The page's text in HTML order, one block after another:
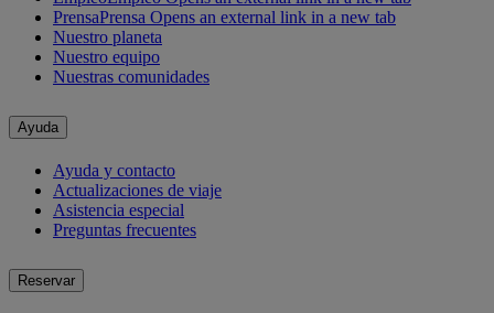
PrensaPrensa Opens an external link in a new tab
Nuestro planeta
Nuestro equipo
Nuestras comunidades
Ayuda
Ayuda y contacto
Actualizaciones de viaje
Asistencia especial
Preguntas frecuentes
Reservar